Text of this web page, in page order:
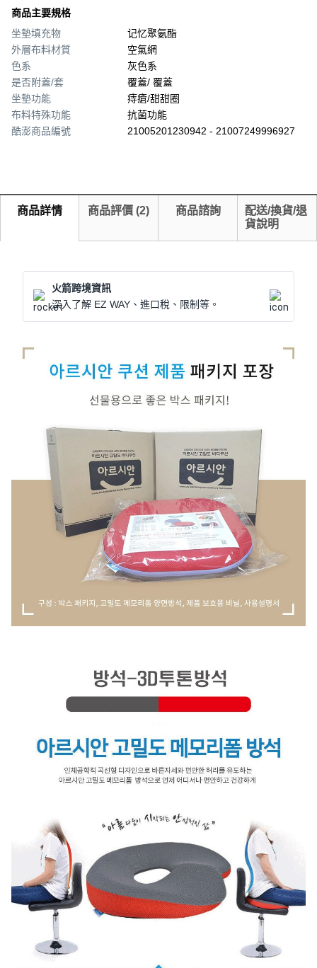
商品主要規格
坐墊填充物
记忆聚氨酯
外層布料材質
空氣網
色系
灰色系
是否附蓋/套
覆蓋/ 覆蓋
坐墊功能
痔瘡/甜甜圈
布料特殊功能
抗菌功能
酷澎商品編號
21005201230942 - 21007249996927
商品詳情 商品評價 (2) 商品諮詢
配送/換貨/退
貨說明
火箭跨境資訊
深入了解 EZ WAY、進口稅、限制等。